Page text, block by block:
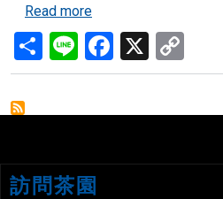
Read moreabout 隱私權政策
Share
LineFacebook
X
訪問茶園